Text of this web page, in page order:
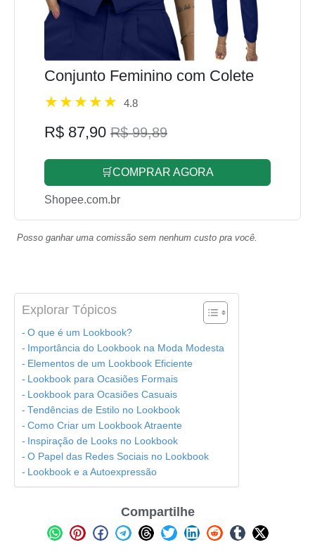
Conjunto Feminino com Colete
4.8
R$ 87,90 R$ 99,89
🛒COMPRAR AGORA
Shopee.com.br
Posso ganhar uma comissão sem nenhum custo pra você.
Explorar Tópicos
O que é um Lookbook?
Importância do Lookbook na Moda Modesta
Elementos de um Lookbook Eficiente
Lookbook para Ocasiões Formais
Lookbook para Ocasiões Casuais
Tendências de Estilo no Lookbook
Como Criar um Lookbook Atraente
Inspiração de Looks no Lookbook
O Papel das Redes Sociais no Lookbook
Lookbook e a Autoexpressão
Compartilhe